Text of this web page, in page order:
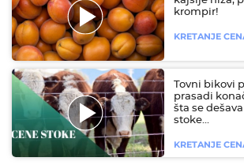
krompir!
KRETANJE
Tovni bikovi
prasadi
šta se
stoke…
KRETANJE